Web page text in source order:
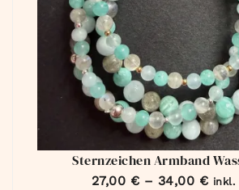
Sternzeichen Armband
27,00 € – 34,00 € inkl.